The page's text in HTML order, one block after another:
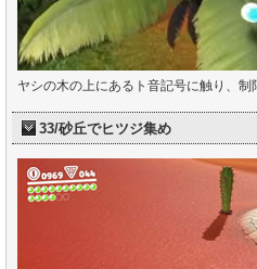
ヤシの木の上にあるト音記号に触り、制
33/砂丘でヒツジ集め